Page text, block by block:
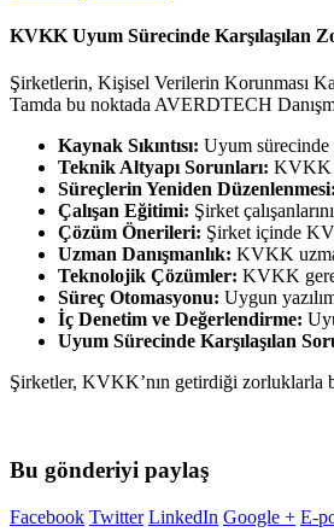
KVKK Uyum Sürecinde Karşılaşılan
Şirketlerin, Kişisel Verilerin Korunması
Tamda bu noktada AVERDTECH
Kaynak Sıkıntısı: Uyum
Teknik Altyapı Sorunları: KVKK
Süreçlerin Yeniden Düzenlenmesi:
Çalışan Eğitimi: Şirket
Çözüm Önerileri: Şirket içinde
Uzman Danışmanlık: KVKK
Teknolojik Çözümler: KVKK
Süreç Otomasyonu: Uygun
İç Denetim ve Değerlendirme:
Uyum Sürecinde Karşılaşılan
Şirketler, KVKK’nın getirdiği zorluklarla
Bu gönderiyi paylaş
Facebook Twitter LinkedIn Google + E-